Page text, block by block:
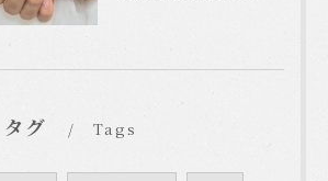
タグ Tags